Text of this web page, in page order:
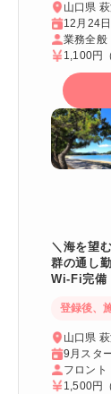
山口県
12月24
業務全般
1,100円
＼海を望
群の通し
Wi-Fi完備
登録後、
山口県
9月スタ
フロント
1,500円